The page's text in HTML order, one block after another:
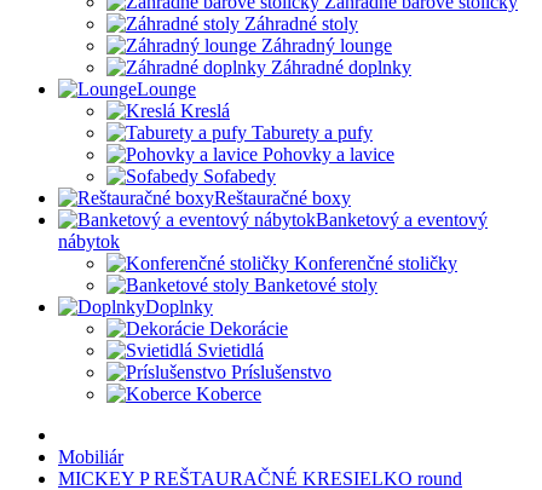
Záhradné stoly
Záhradný lounge
Záhradné doplnky
Lounge
Kreslá
Taburety a pufy
Pohovky a lavice
Sofabedy
Reštauračné boxy
Banketový a eventový
nábytok
Konferenčné stoličky
Banketové stoly
Doplnky
Dekorácie
Svietidlá
Príslušenstvo
Koberce
Mobiliár
MICKEY P REŠTAURAČNÉ KRESIELKO round